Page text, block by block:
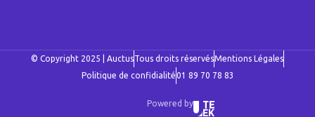
© Copyright 2025 | AuctusTous droits réservésMentions Légales
Politique de confidialité01 89 70 78 83
Powered by